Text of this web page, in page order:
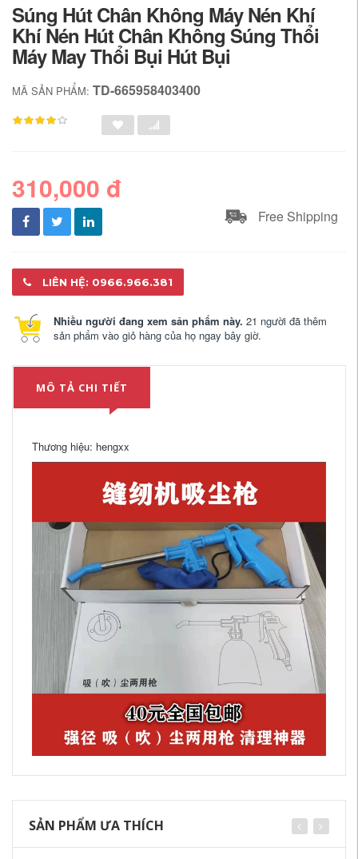
Súng Hút Chân Không Máy Nén Khí
Khí Nén Hút Chân Không Súng Thổi
Máy May Thổi Bụi Hút Bụi
MÃ SẢN PHẨM: TD-665958403400
310,000 đ
Free Shipping
LIÊN HỆ: 0966.966.381
Nhiều người đang xem sản phẩm này. 21 người đã thêm
sản phẩm vào giỏ hàng của họ ngay bây giờ.
MÔ TẢ CHI TIẾT
Thương hiệu: hengxx
SẢN PHẨM ƯA THÍCH